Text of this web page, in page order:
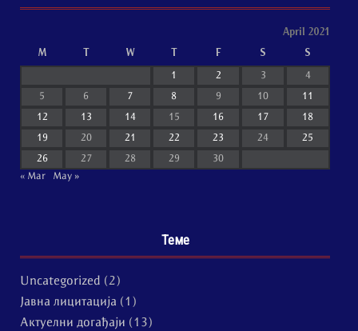
April 2021
M T W T F S S
1 2 3 4
5 6 7 8 9 10 11
12 13 14 15 16 17 18
19 20 21 22 23 24 25
26 27 28 29
30
« Mar
May »
Теме
Uncategorized (2)
Јавна лицитација (1)
Актуелни догађаји (13)